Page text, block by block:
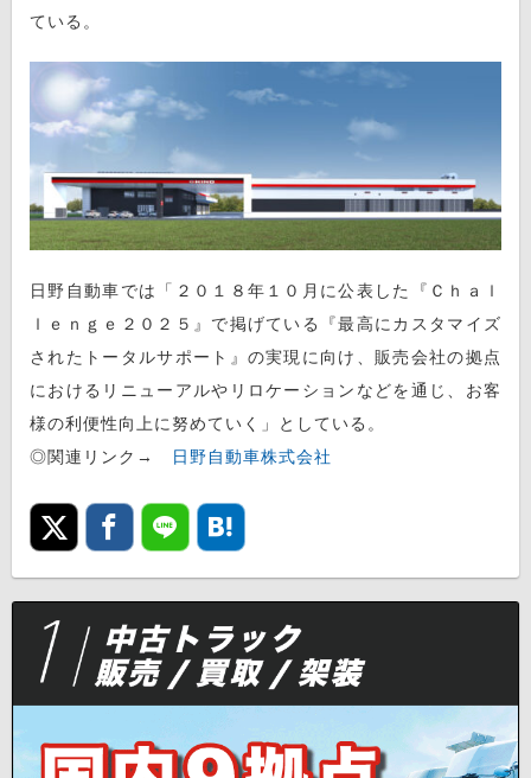
ている。
日野自動車では「２０１８年１０月に公表した『Ｃｈａｌ
ｌｅｎｇｅ２０２５』で掲げている『最高にカスタマイズ
されたトータルサポート』の実現に向け、販売会社の拠点
におけるリニューアルやリロケーションなどを通じ、お客
様の利便性向上に努めていく」としている。
◎関連リンク→
日野自動車株式会社